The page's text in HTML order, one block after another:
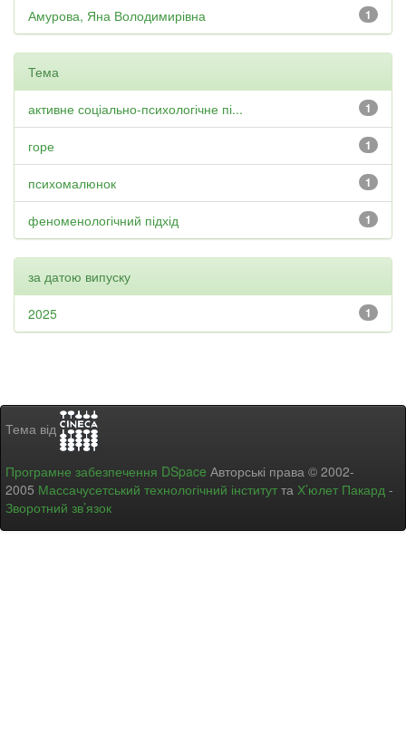
1
Амурова, Яна Володимирівна
Тема
1
активне соціально-психологічне пі...
1
горе
1
психомалюнок
1
феноменологічний підхід
за датою випуску
1
2025
Тема від
Програмне забезпечення DSpace Авторські права © 2002-
2005 Массачусетський технологічний інститут та Х’юлет Пакард -
Зворотний зв’язок